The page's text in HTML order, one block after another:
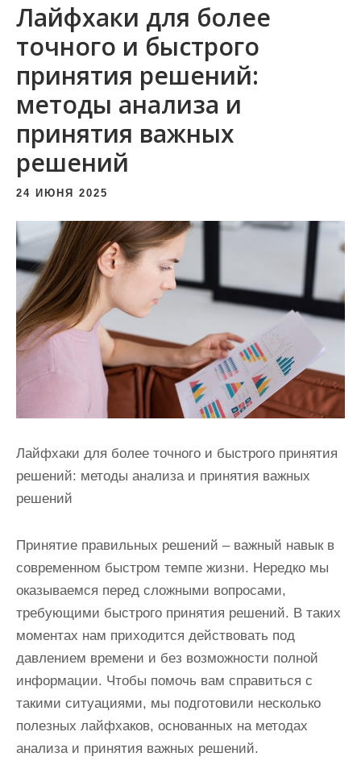
Лайфхаки для более
точного и быстрого
принятия решений:
методы анализа и
принятия важных
решений
24 ИЮНЯ 2025
Лайфхаки для более точного и быстрого принятия
решений: методы анализа и принятия важных
решений
Принятие правильных решений – важный навык в
современном быстром темпе жизни. Нередко мы
оказываемся перед сложными вопросами,
требующими быстрого принятия решений. В таких
моментах нам приходится действовать под
давлением времени и без возможности полной
информации. Чтобы помочь вам справиться с
такими ситуациями, мы подготовили несколько
полезных лайфхаков, основанных на методах
анализа и принятия важных решений.